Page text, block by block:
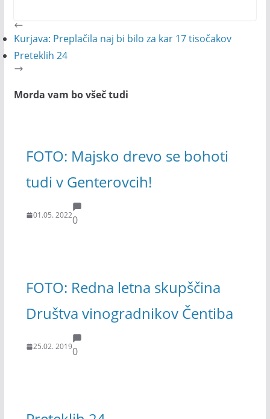
Kurjava: Preplačila naj bi bilo za kar 17 tisočakov
Preteklih 24
Morda vam bo všeč tudi
FOTO: Majsko drevo se bohoti
tudi v Genterovcih!
01.05. 20220
FOTO: Redna letna skupščina
Društva vinogradnikov Čentiba
25.02. 20190